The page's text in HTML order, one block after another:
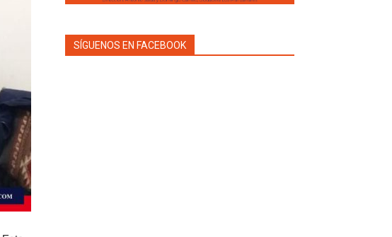
SÍGUENOS EN FACEBOOK